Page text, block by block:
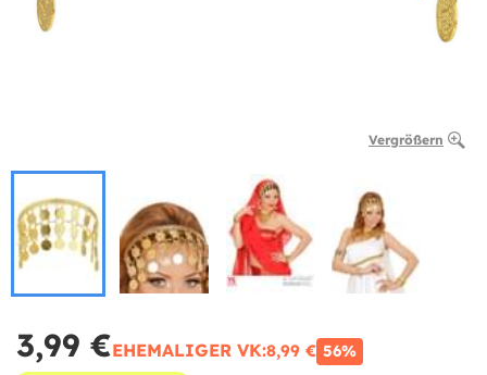
Vergrößern
3,99 €EHEMALIGER VK:8,99 € 56%